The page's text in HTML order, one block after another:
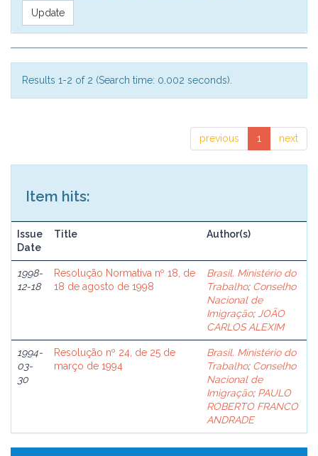
Results 1-2 of 2 (Search time: 0.002 seconds).
previous 1 next
Item hits:
Issue
Date
Title Author(s)
1998-
12-18
Resolução Normativa nº 18, de
18 de agosto de 1998
Brasil. Ministério do
Trabalho; Conselho
Nacional de
Imigração; JOÃO
CARLOS ALEXIM
1994-
03-
30
Resolução nº 24, de 25 de
março de 1994
Brasil. Ministério do
Trabalho; Conselho
Nacional de
Imigração; PAULO
ROBERTO FRANCO
ANDRADE